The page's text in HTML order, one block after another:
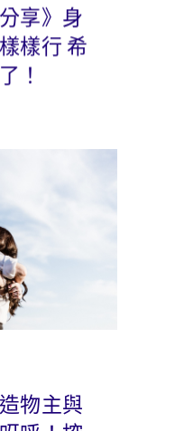
享》身
樣行 希
！
物主與